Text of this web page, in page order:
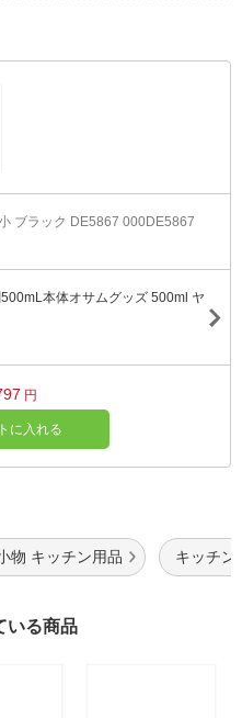
ブラック DE5867 000DE5867
本体オサムグッズ 500ml ヤ
円
に入れる
物 キッチン用品 キッチン
いる商品